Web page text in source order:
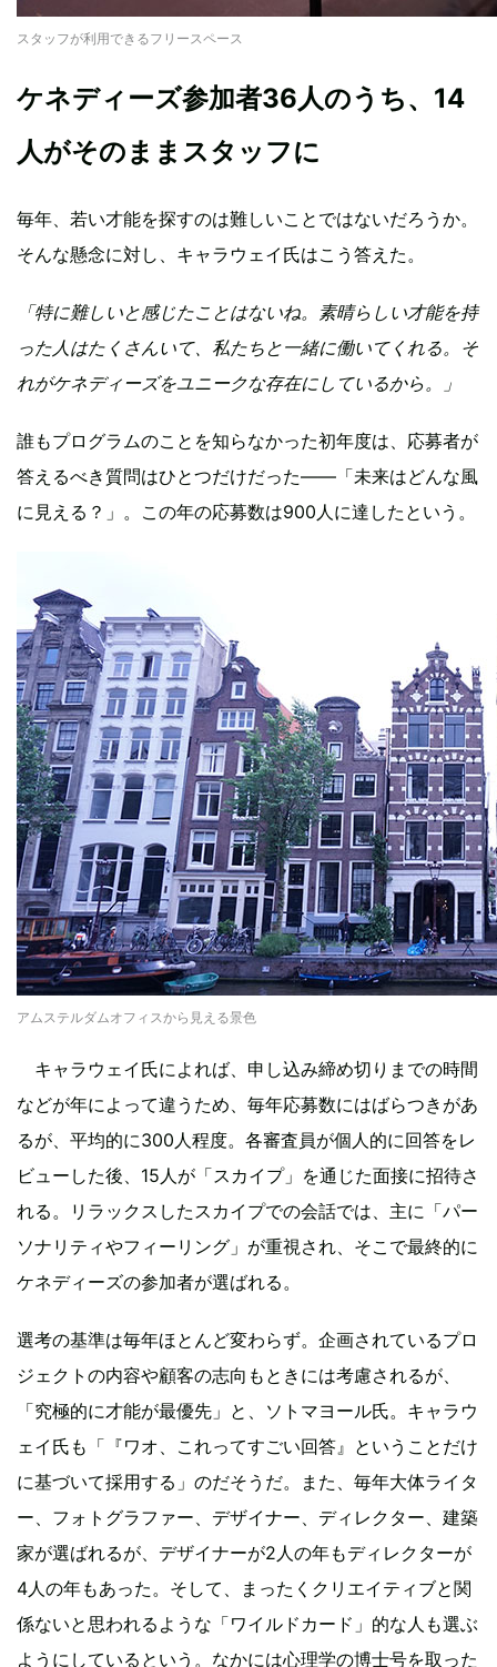
スタッフが利用できるフリースペース
ケネディーズ参加者36人のうち、14
人がそのままスタッフに
毎年、若い才能を探すのは難しいことではないだろうか。
そんな懸念に対し、キャラウェイ氏はこう答えた。
「特に難しいと感じたことはないね。素晴らしい才能を持
った人はたくさんいて、私たちと一緒に働いてくれる。そ
れがケネディーズをユニークな存在にしているから。」
誰もプログラムのことを知らなかった初年度は、応募者が
答えるべき質問はひとつだけだった――「未来はどんな風
に見える？」。この年の応募数は900人に達したという。
アムステルダムオフィスから見える景色
キャラウェイ氏によれば、申し込み締め切りまでの時間
などが年によって違うため、毎年応募数にはばらつきがあ
るが、平均的に300人程度。各審査員が個人的に回答をレ
ビューした後、15人が「スカイプ」を通じた面接に招待さ
れる。リラックスしたスカイプでの会話では、主に「パー
ソナリティやフィーリング」が重視され、そこで最終的に
ケネディーズの参加者が選ばれる。
選考の基準は毎年ほとんど変わらず。企画されているプロ
ジェクトの内容や顧客の志向もときには考慮されるが、
「究極的に才能が最優先」と、ソトマヨール氏。キャラウ
ェイ氏も「『ワオ、これってすごい回答』ということだけ
に基づいて採用する」のだそうだ。また、毎年大体ライタ
ー、フォトグラファー、デザイナー、ディレクター、建築
家が選ばれるが、デザイナーが2人の年もディレクターが
4人の年もあった。そして、まったくクリエイティブと関
係ないと思われるような「ワイルドカード」的な人も選ぶ
ようにしているという。なかには心理学の博士号を取った